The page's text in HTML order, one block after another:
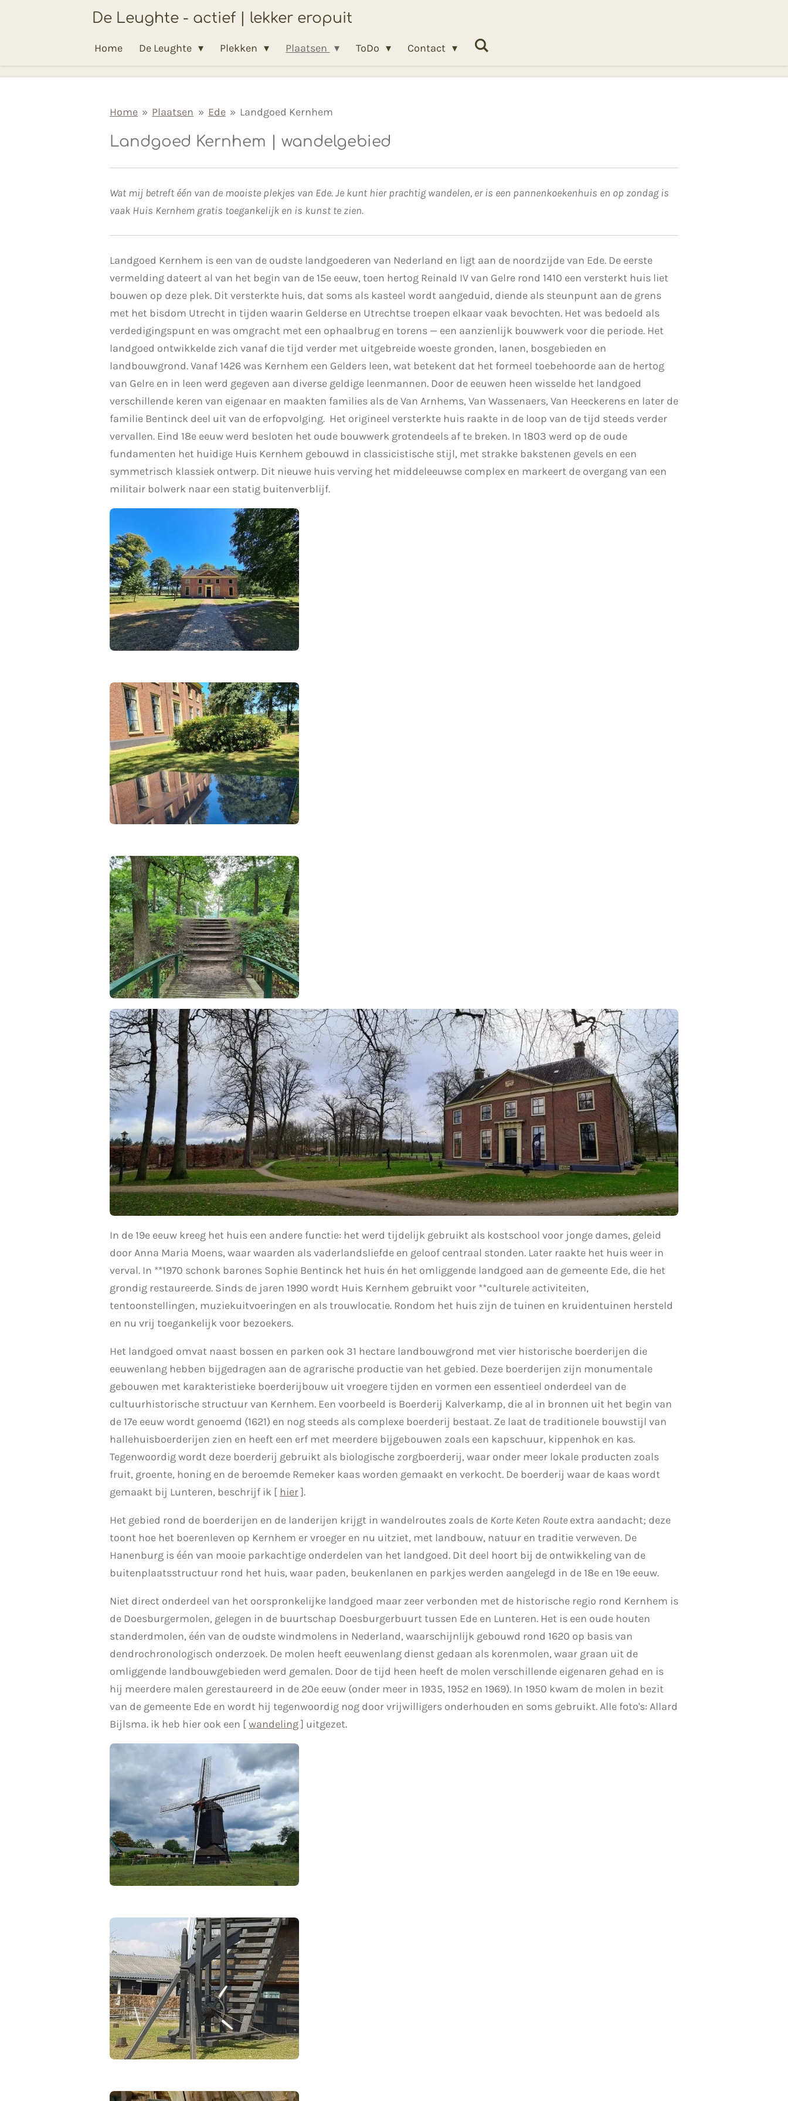
De Leughte - actief | lekker eropuit
Home De Leughte Plekken Plaatsen ToDo Contact
Home » Plaatsen » Ede » Landgoed Kernhem
Landgoed Kernhem | wandelgebied
Wat mij betreft één van de mooiste plekjes van Ede. Je kunt hier prachtig wandelen, er is een pannenkoekenhuis en op zondag is
vaak Huis Kernhem gratis toegankelijk en is kunst te zien.
Landgoed Kernhem is een van de oudste landgoederen van Nederland en ligt aan de noordzijde van Ede. De eerste
vermelding dateert al van het begin van de 15e eeuw, toen hertog Reinald IV van Gelre rond 1410 een versterkt huis liet
bouwen op deze plek. Dit versterkte huis, dat soms als kasteel wordt aangeduid, diende als steunpunt aan de grens
met het bisdom Utrecht in tijden waarin Gelderse en Utrechtse troepen elkaar vaak bevochten. Het was bedoeld als
verdedigingspunt en was omgracht met een ophaalbrug en torens — een aanzienlijk bouwwerk voor die periode. Het
landgoed ontwikkelde zich vanaf die tijd verder met uitgebreide woeste gronden, lanen, bosgebieden en
landbouwgrond. Vanaf 1426 was Kernhem een Gelders leen, wat betekent dat het formeel toebehoorde aan de hertog
van Gelre en in leen werd gegeven aan diverse geldige leenmannen. Door de eeuwen heen wisselde het landgoed
verschillende keren van eigenaar en maakten families als de Van Arnhems, Van Wassenaers, Van Heeckerens en later de
familie Bentinck deel uit van de erfopvolging. Het origineel versterkte huis raakte in de loop van de tijd steeds verder
vervallen. Eind 18e eeuw werd besloten het oude bouwwerk grotendeels af te breken. In 1803 werd op de oude
fundamenten het huidige Huis Kernhem gebouwd in classicistische stijl, met strakke bakstenen gevels en een
symmetrisch klassiek ontwerp. Dit nieuwe huis verving het middeleeuwse complex en markeert de overgang van een
militair bolwerk naar een statig buitenverblijf.
In de 19e eeuw kreeg het huis een andere functie: het werd tijdelijk gebruikt als kostschool voor jonge dames, geleid
door Anna Maria Moens, waar waarden als vaderlandsliefde en geloof centraal stonden. Later raakte het huis weer in
verval. In **1970 schonk barones Sophie Bentinck het huis én het omliggende landgoed aan de gemeente Ede, die het
grondig restaureerde. Sinds de jaren 1990 wordt Huis Kernhem gebruikt voor **culturele activiteiten,
tentoonstellingen, muziekuitvoeringen en als trouwlocatie. Rondom het huis zijn de tuinen en kruidentuinen hersteld
en nu vrij toegankelijk voor bezoekers.
Het landgoed omvat naast bossen en parken ook 31 hectare landbouwgrond met vier historische boerderijen die
eeuwenlang hebben bijgedragen aan de agrarische productie van het gebied. Deze boerderijen zijn monumentale
gebouwen met karakteristieke boerderijbouw uit vroegere tijden en vormen een essentieel onderdeel van de
cultuurhistorische structuur van Kernhem. Een voorbeeld is Boerderij Kalverkamp, die al in bronnen uit het begin van
de 17e eeuw wordt genoemd (1621) en nog steeds als complexe boerderij bestaat. Ze laat de traditionele bouwstijl van
hallehuisboerderijen zien en heeft een erf met meerdere bijgebouwen zoals een kapschuur, kippenhok en kas.
Tegenwoordig wordt deze boerderij gebruikt als biologische zorgboerderij, waar onder meer lokale producten zoals
fruit, groente, honing en de beroemde Remeker kaas worden gemaakt en verkocht. De boerderij waar de kaas wordt
gemaakt bij Lunteren, beschrijf ik [ hier].
Het gebied rond de boerderijen en de landerijen krijgt in wandelroutes zoals de Korte Keten Route extra aandacht; deze
toont hoe het boerenleven op Kernhem er vroeger en nu uitziet, met landbouw, natuur en traditie verweven. De
Hanenburg is één van mooie parkachtige onderdelen van het landgoed. Dit deel hoort bij de ontwikkeling van de
buitenplaatsstructuur rond het huis, waar paden, beukenlanen en parkjes werden aangelegd in de 18e en 19e eeuw.
Niet direct onderdeel van het oorspronkelijke landgoed maar zeer verbonden met de historische regio rond Kernhem is
de Doesburgermolen, gelegen in de buurtschap Doesburgerbuurt tussen Ede en Lunteren. Het is een oude houten
standerdmolen, één van de oudste windmolens in Nederland, waarschijnlijk gebouwd rond 1620 op basis van
dendrochronologisch onderzoek. De molen heeft eeuwenlang dienst gedaan als korenmolen, waar graan uit de
omliggende landbouwgebieden werd gemalen. Door de tijd heen heeft de molen verschillende eigenaren gehad en is
hij meerdere malen gerestaureerd in de 20e eeuw (onder meer in 1935, 1952 en 1969). In 1950 kwam de molen in bezit
van de gemeente Ede en wordt hij tegenwoordig nog door vrijwilligers onderhouden en soms gebruikt. Alle foto's: Allard
Bijlsma. ik heb hier ook een [wandeling] uitgezet.